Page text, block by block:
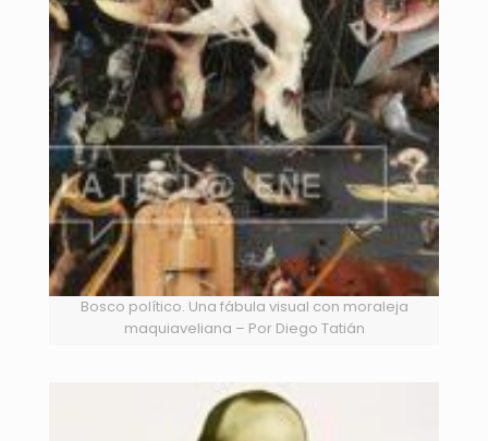
Bosco político. Una fábula visual con moraleja
maquiaveliana – Por Diego Tatián